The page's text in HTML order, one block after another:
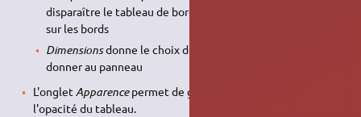
disparaître le tableau de bord jusqu'au passage de la souris
sur les bords
Dimensionsdonne le choix de la taille que vous souhaitez
donner au panneau
L'onglet Apparencepermet de gérer la transparence et
l'opacité du tableau.